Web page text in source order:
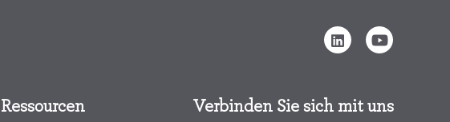
Ressourcen Verbinden Sie sich mit uns